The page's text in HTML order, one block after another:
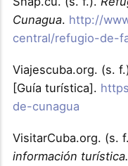
Cunagua. http://
central/refugio-de-
Viajescuba.org. (s.
[Guía turística].
de-cunagua
VisitarCuba.org. (s.
información turística.